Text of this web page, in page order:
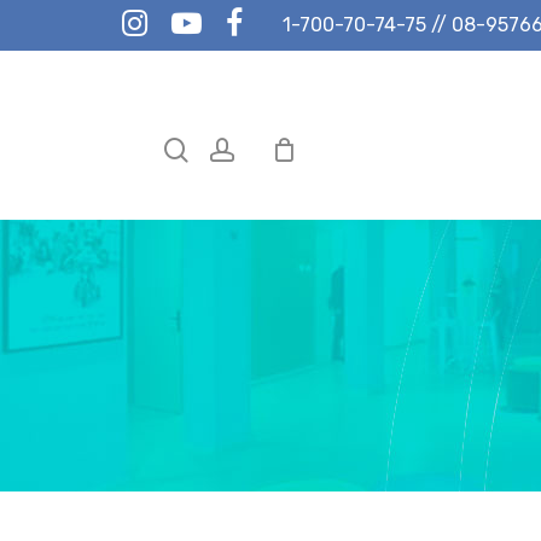
facebook
youtube
instagram 1-700-70-74-75 // 08-
searchaccount